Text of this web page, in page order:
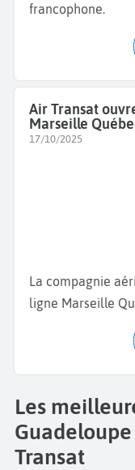
francophone.
Air Transat
Marseille
17/10/2025
La compagnie
ligne Marseille
Les
Transat